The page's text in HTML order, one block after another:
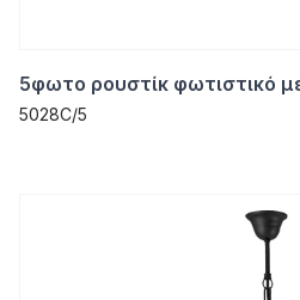
5φωτο ρουστίκ φωτιστικό
5028C/5